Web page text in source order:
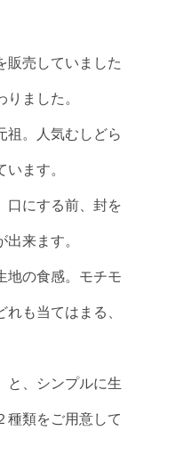
販売していました
ました。
祖。人気むしどら
ます。
口にする前、封を
来ます。
地の食感。モチモ
も当てはまる、
と、シンプルに生
種類をご用意して